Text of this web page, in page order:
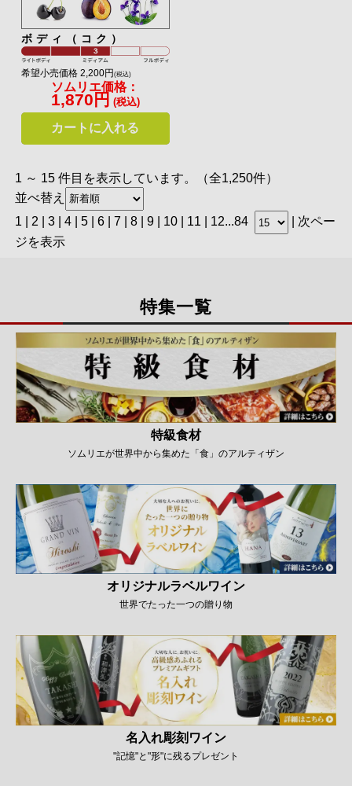
ボディ（コク）
希望小売価格 2,200円 (税込)
ソムリエ価格：
1,870円 (税込)
カートに入れる
1 ～ 15 件目を表示しています。（全1,250件）
並べ替え
1 | 2 3| 4| 5| 6| 7 8| 9| 10| 11| 12...84
次ペー
ジを表示
特集一覧
特級食材
ソムリエが世界中から集めた「食」のアルティザン
オリジナルラベルワイン
世界でたった一つの贈り物
名入れ彫刻ワイン
"記憶"と"形"に残るプレゼント